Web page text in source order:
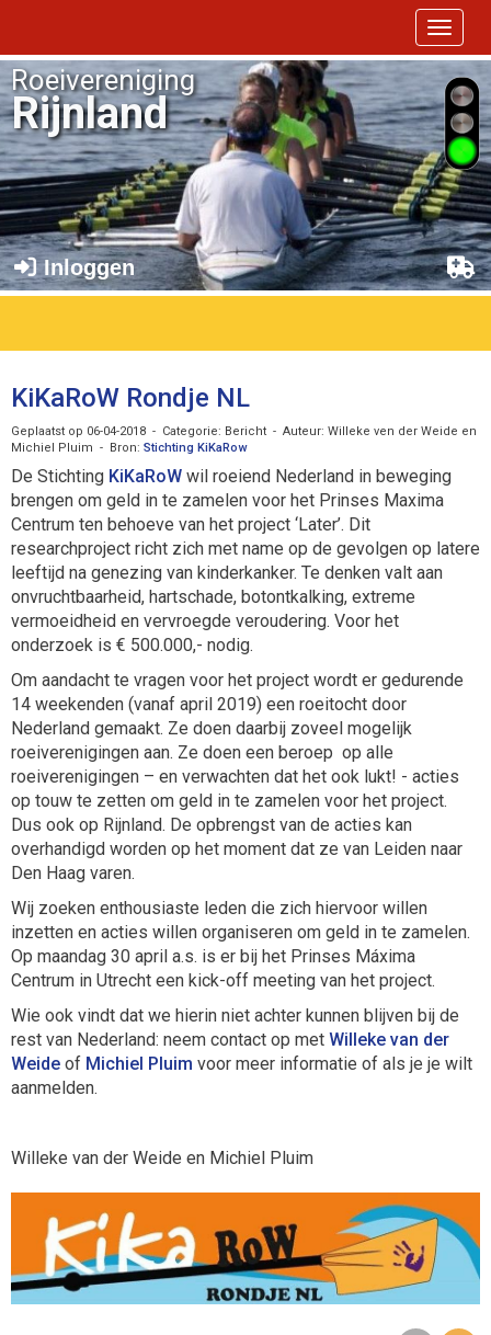
Toggle
Roeivereniging
Rijnland
Inloggen
KiKaRoW Rondje NL
Geplaatst op 06-04-2018 - Categorie: Bericht - Auteur: Willeke ven der Weide en
Michiel Pluim - Bron: Stichting KiKaRow
De Stichting KiKaRoW wil roeiend Nederland in beweging
brengen om geld in te zamelen voor het Prinses Maxima
Centrum ten behoeve van het project ‘Later’. Dit
researchproject richt zich met name op de gevolgen op latere
leeftijd na genezing van kinderkanker. Te denken valt aan
onvruchtbaarheid, hartschade, botontkalking, extreme
vermoeidheid en vervroegde veroudering. Voor het
onderzoek is € 500.000,- nodig.
Om aandacht te vragen voor het project wordt er gedurende
14 weekenden (vanaf april 2019) een roeitocht door
Nederland gemaakt. Ze doen daarbij zoveel mogelijk
roeiverenigingen aan. Ze doen een beroep op alle
roeiverenigingen – en verwachten dat het ook lukt! - acties
op touw te zetten om geld in te zamelen voor het project.
Dus ook op Rijnland. De opbrengst van de acties kan
overhandigd worden op het moment dat ze van Leiden naar
Den Haag varen.
Wij zoeken enthousiaste leden die zich hiervoor willen
inzetten en acties willen organiseren om geld in te zamelen.
Op maandag 30 april a.s. is er bij het Prinses Máxima
Centrum in Utrecht een kick-off meeting van het project.
Wie ook vindt dat we hierin niet achter kunnen blijven bij de
rest van Nederland: neem contact op met Willeke van der
Weide of Michiel Pluim voor meer informatie of als je je wilt
aanmelden.
Willeke van der Weide en Michiel Pluim